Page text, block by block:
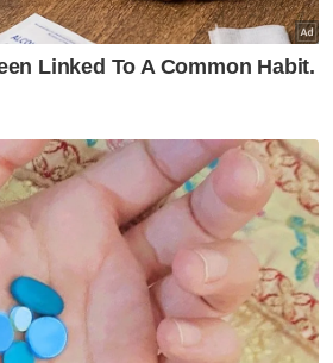
gaji besar.